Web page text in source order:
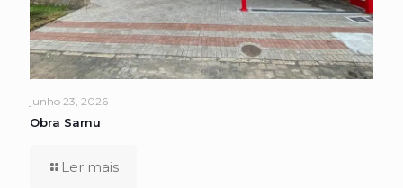
junho 23, 2026
Obra Samu
Ler mais